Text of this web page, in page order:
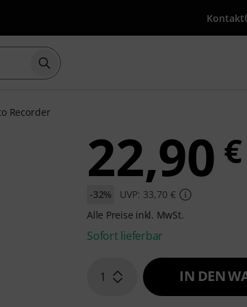
Kontakt
Suche mit Suchwort {searchTerm}
Recorder
22,90 €
-32%
UVP: 33,70 €
Alle Preise inkl. MwSt.
Sofort lieferbar
1 IN DEN